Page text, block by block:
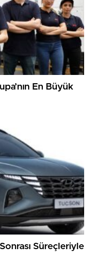
En Büyük
Süreçleriyle